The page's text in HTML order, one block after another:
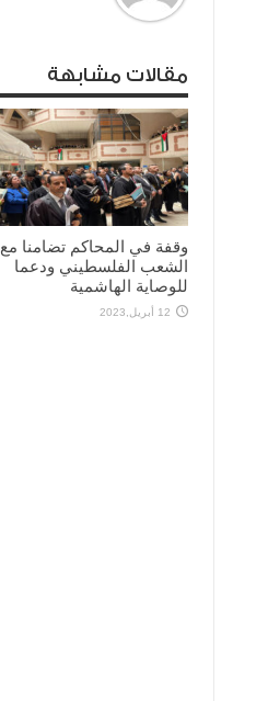
مقالات مشابهة
وقفة في المحاكم تضامنا مع
الشعب الفلسطيني ودعما
للوصاية الهاشمية
12 أبريل,2023